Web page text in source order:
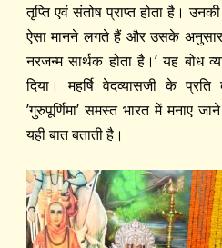
तृप्ति एवं संतोष प्राप्त होता है।
ऐसा मानने लगते हैं और उसके
नरजन्म सार्थक होता है।’ यह बोध
दिया। महर्षि वेदव्यासजी के
’गुरुपूर्णिमा’ समस्त भारत में मनाए
यही बात बताती है।